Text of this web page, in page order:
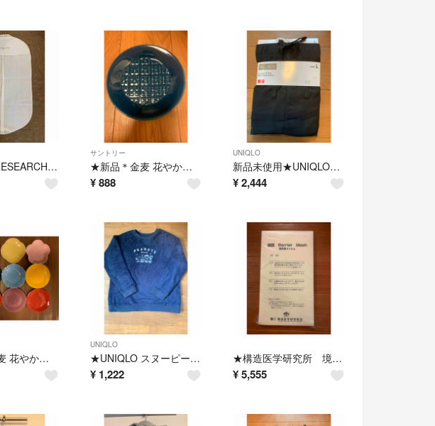
★URBAN RESEARCH DOORS スーツカバー ファスナー付★
サントリー
★新品＊金麦 花やか皿 6月【柴陽花】 取り皿 銘々皿 小皿 1枚★
¥ 888
UNIQLO
新品未使用★UNIQLO RELACO リラコ ブラック L★
¥2,444
★新品＊金麦 花やか皿 全12枚セット コンプリート 取り皿 銘々皿 小皿★①
UNIQLO
★UNIQLO スヌーピー フリース ルームウェア トップス L ネイビー★
¥ 1,222
★構造医学研究所 境界層メッシュ 50枚★
¥5,555